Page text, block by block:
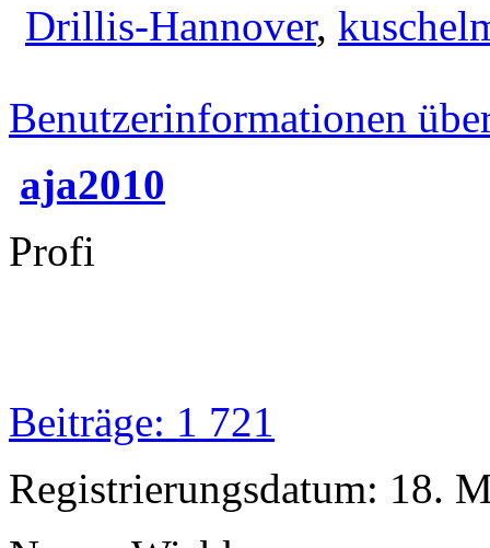
Drillis-Hannover,
Benutzerinformationen
aja2010
Profi
Beiträge: 1 721
Registrierungsdatum: 18.